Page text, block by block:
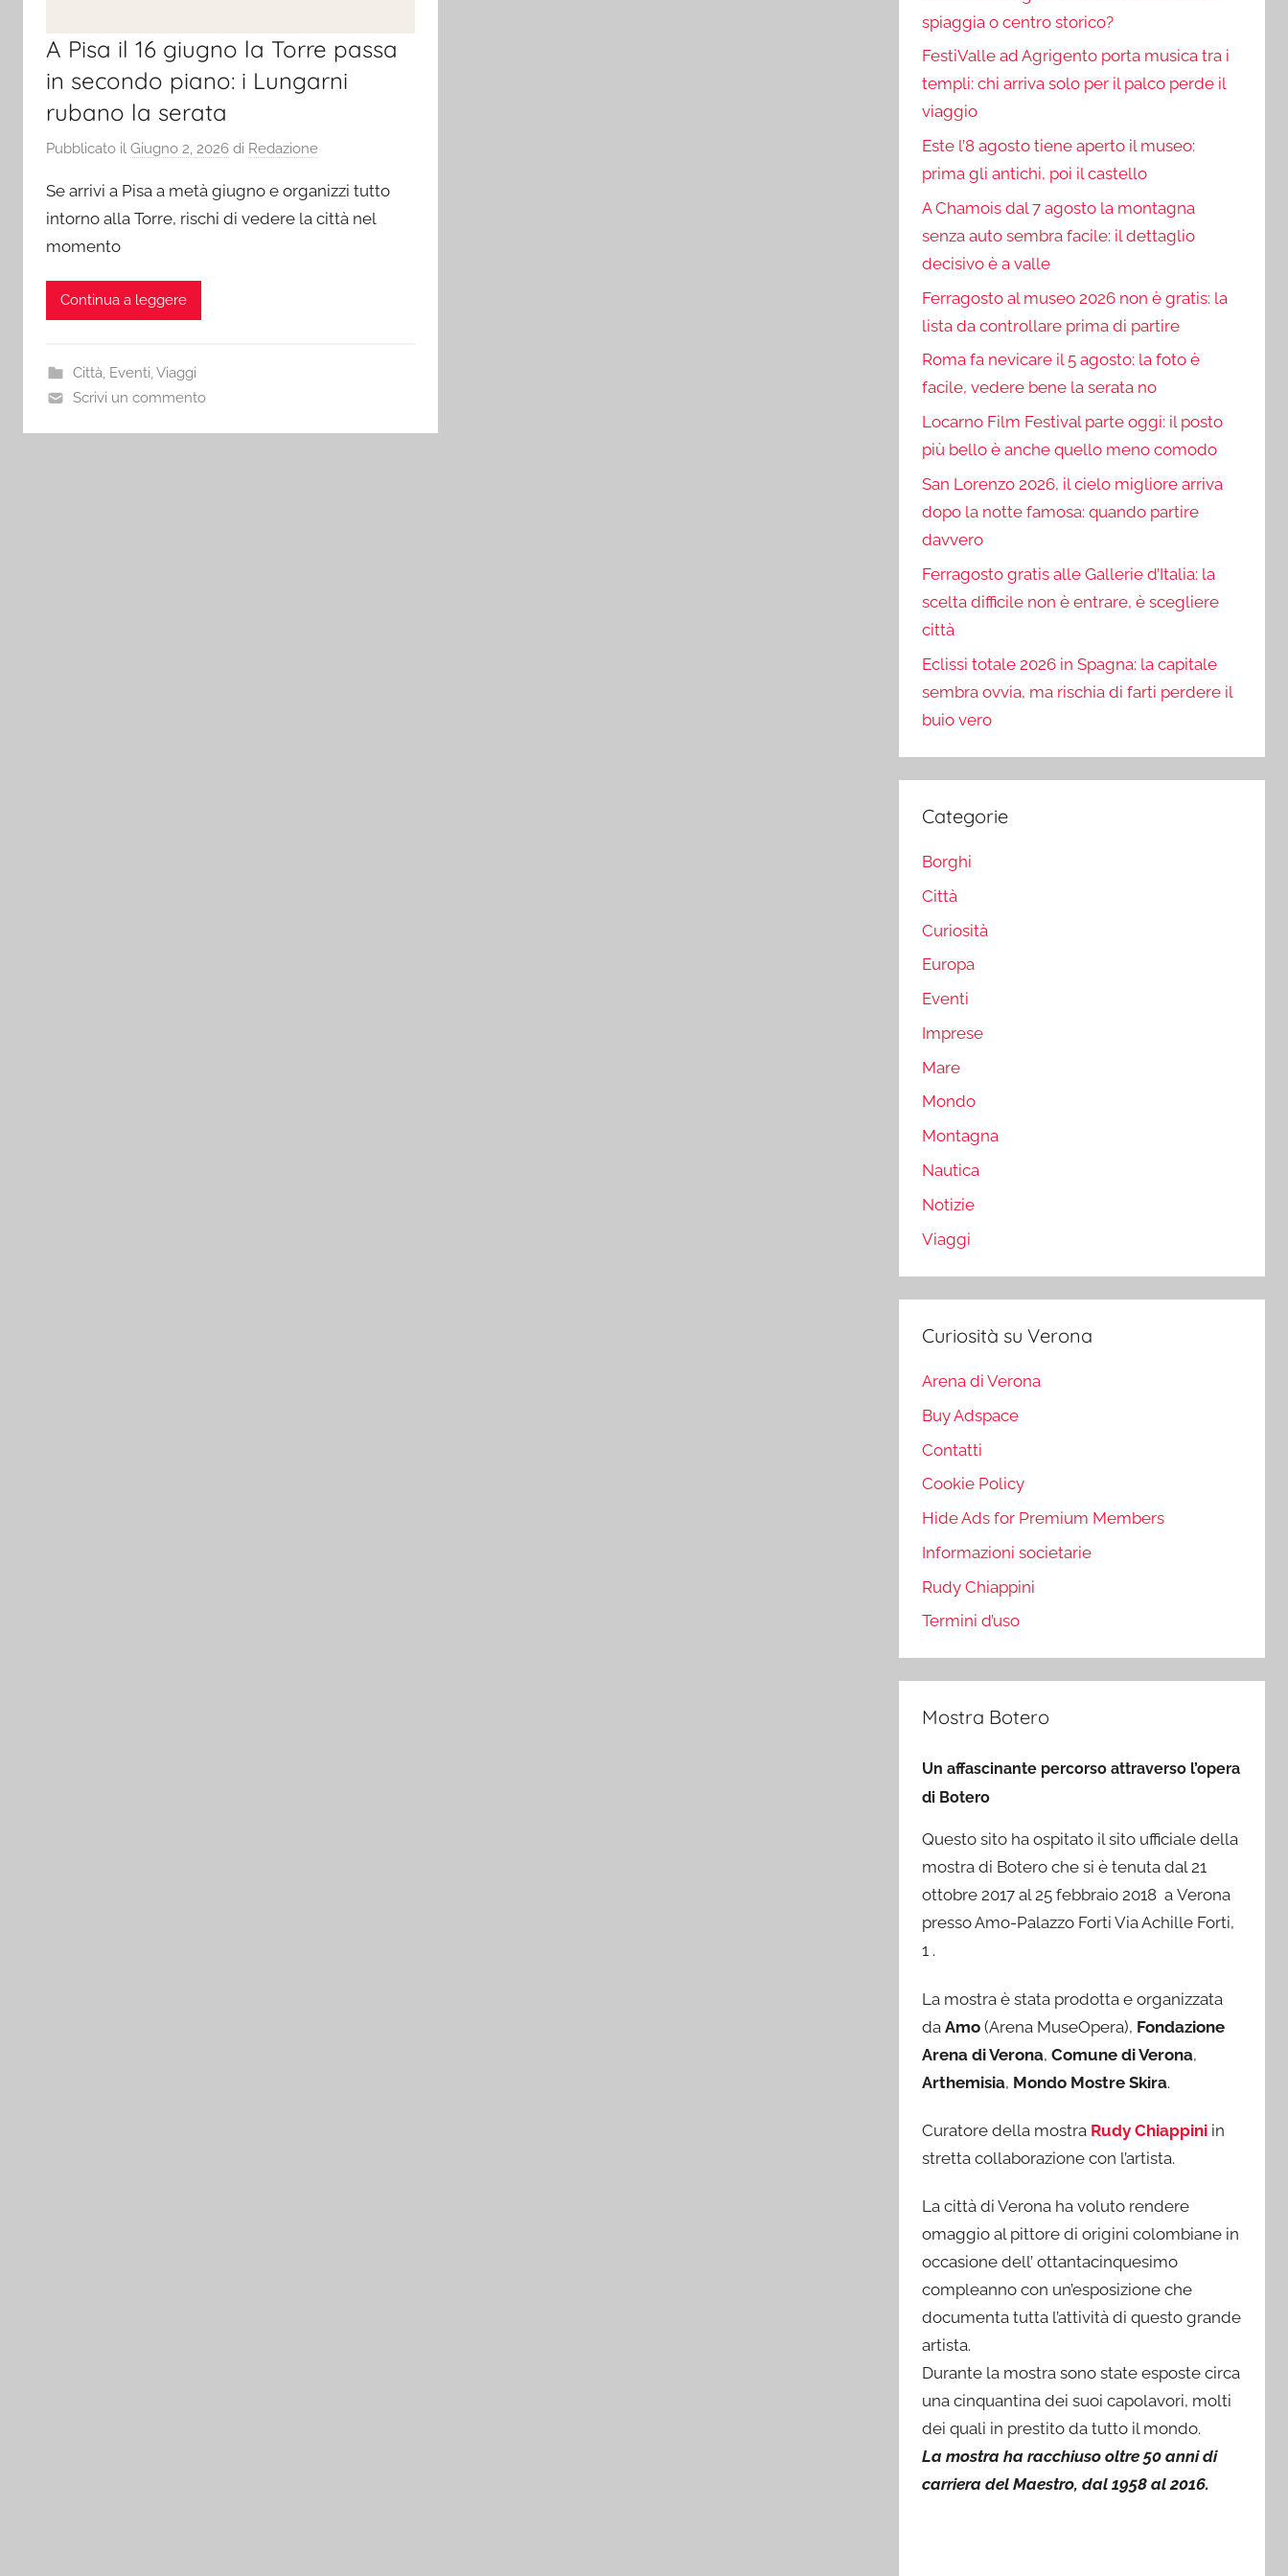
A Pisa il 16 giugno la Torre passa
in secondo piano: i Lungarni
rubano la serata
Pubblicato il Giugno 2, 2026 di Redazione
Se arrivi a Pisa a metà giugno e organizzi tutto
intorno alla Torre, rischi di vedere la città nel
momento
Continua a leggere
Città, Eventi,Viaggi
Scrivi un commento
spiaggia o centro storico?
FestiValle ad Agrigento porta musica tra i
templi: chi arriva solo per il palco perde il
viaggio
Este l’8 agosto tiene aperto il museo:
prima gli antichi, poi il castello
A Chamois dal 7 agosto la montagna
senza auto sembra facile: il dettaglio
decisivo è a valle
Ferragosto al museo 2026 non è gratis: la
lista da controllare prima di partire
Roma fa nevicare il 5 agosto: la foto è
facile, vedere bene la serata no
Locarno Film Festival parte oggi: il posto
più bello è anche quello meno comodo
San Lorenzo 2026, il cielo migliore arriva
dopo la notte famosa: quando partire
davvero
Ferragosto gratis alle Gallerie d’Italia: la
scelta difficile non è entrare, è scegliere
città
Eclissi totale 2026 in Spagna: la capitale
sembra ovvia, ma rischia di farti perdere il
buio vero
Categorie
Borghi
Città
Curiosità
Europa
Eventi
Imprese
Mare
Mondo
Montagna
Nautica
Notizie
Viaggi
Curiosità su Verona
Arena di Verona
Buy Adspace
Contatti
Cookie Policy
Hide Ads for Premium Members
Informazioni societarie
Rudy Chiappini
Termini d’uso
Mostra Botero
Un affascinante percorso attraverso l’opera
di Botero
Questo sito ha ospitato il sito ufficiale della
mostra di Botero che si è tenuta dal 21
ottobre 2017 al 25 febbraio 2018 a Verona
presso Amo-Palazzo Forti Via Achille Forti,
1 .
La mostra è stata prodotta e organizzata
daAmo (Arena MuseOpera), Fondazione
Arena di Verona,Comune di Verona,
Arthemisia, Mondo Mostre Skira.
Curatore della mostra Rudy Chiappini in
stretta collaborazione con l’artista.
La città di Verona ha voluto rendere
omaggio al pittore di origini colombiane in
occasione dell’ ottantacinquesimo
compleanno con un’esposizione che
documenta tutta l’attività di questo grande
artista.
Durante la mostra sono state esposte circa
una cinquantina dei suoi capolavori, molti
dei quali in prestito da tutto il mondo.
La mostra ha racchiuso oltre 50 anni di
carriera del Maestro, dal 1958 al 2016.